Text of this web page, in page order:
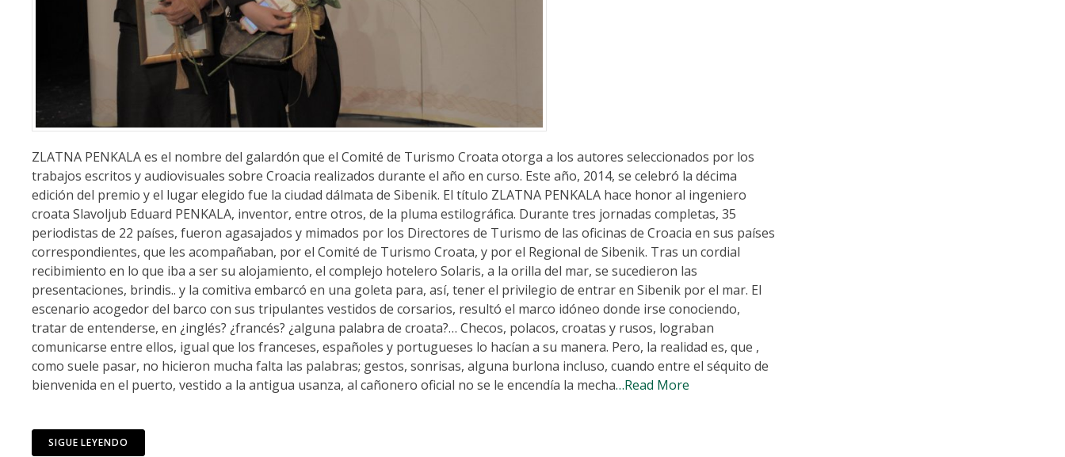
ZLATNA PENKALA es el nombre del galardón que el Comité de Turismo Croata otorga a los autores seleccionados por los
trabajos escritos y audiovisuales sobre Croacia realizados durante el año en curso. Este año, 2014, se celebró la décima
edición del premio y el lugar elegido fue la ciudad dálmata de Sibenik. El título ZLATNA PENKALA hace honor al ingeniero
croata Slavoljub Eduard PENKALA, inventor, entre otros, de la pluma estilográfica. Durante tres jornadas completas, 35
periodistas de 22 países, fueron agasajados y mimados por los Directores de Turismo de las oficinas de Croacia en sus países
correspondientes, que les acompañaban, por el Comité de Turismo Croata, y por el Regional de Sibenik. Tras un cordial
recibimiento en lo que iba a ser su alojamiento, el complejo hotelero Solaris, a la orilla del mar, se sucedieron las
presentaciones, brindis.. y la comitiva embarcó en una goleta para, así, tener el privilegio de entrar en Sibenik por el mar. El
escenario acogedor del barco con sus tripulantes vestidos de corsarios, resultó el marco idóneo donde irse conociendo,
tratar de entenderse, en ¿inglés? ¿francés? ¿alguna palabra de croata?… Checos, polacos, croatas y rusos, lograban
comunicarse entre ellos, igual que los franceses, españoles y portugueses lo hacían a su manera. Pero, la realidad es, que ,
como suele pasar, no hicieron mucha falta las palabras; gestos, sonrisas, alguna burlona incluso, cuando entre el séquito de
bienvenida en el puerto, vestido a la antigua usanza, al cañonero oficial no se le encendía la mecha…Read More
SIGUE LEYENDO